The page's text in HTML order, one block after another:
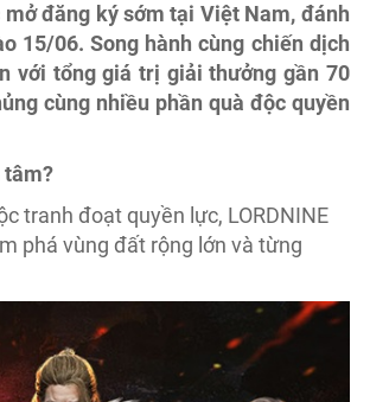
mở đăng ký sớm tại Việt Nam, đánh
15/06. Song hành cùng chiến dịch
với tổng giá trị giải thưởng gần 70
cùng nhiều phần quà độc quyền
tâm?
tranh đoạt quyền lực, LORDNINE
phá vùng đất rộng lớn và từng